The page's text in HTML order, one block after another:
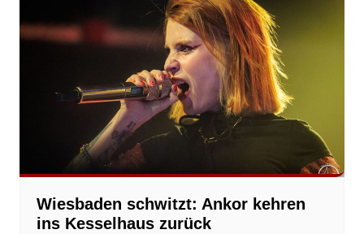
Wiesbaden schwitzt: Ankor kehren
ins Kesselhaus zurück